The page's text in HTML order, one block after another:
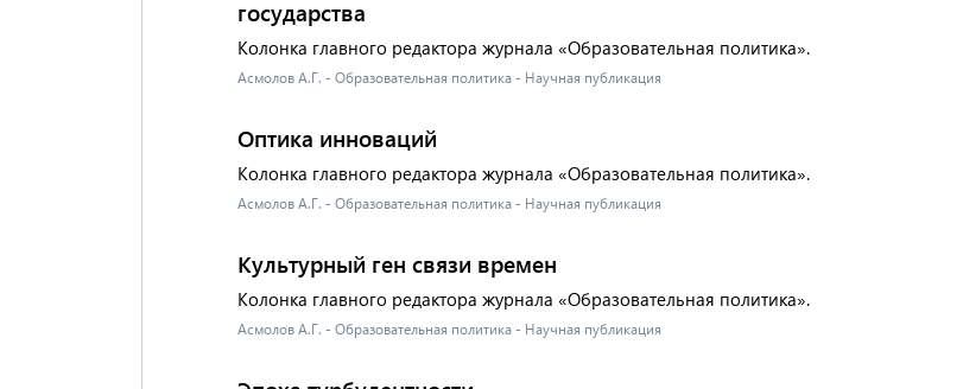
государства
Колонка главного редактора журнала «Образовательная политика».
Асмолов А.Г. - Образовательная политика - Научная публикация
Оптика инноваций
Колонка главного редактора журнала «Образовательная политика».
Асмолов А.Г. - Образовательная политика - Научная публикация
Культурный ген связи времен
Колонка главного редактора журнала «Образовательная политика».
Асмолов А.Г. - Образовательная политика - Научная публикация